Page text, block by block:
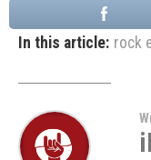
In this article: rock